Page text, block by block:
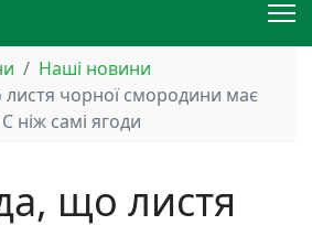
Наші новини
чорної смородини має
ніж самі ягоди
що листя